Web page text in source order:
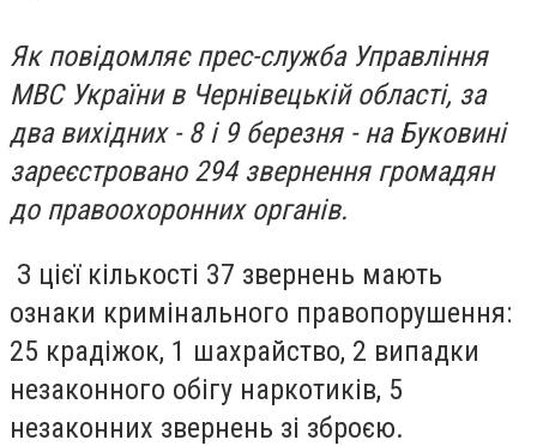
Як повідомляє прес-служба Управління
МВС України в Чернівецькій області, за
два вихідних - 8 і 9 березня - на Буковині
зареєстровано 294 звернення громадян
до правоохоронних органів.
З цієї кількості 37 звернень мають
ознаки кримінального правопорушення:
25 крадіжок, 1 шахрайство, 2 випадки
незаконного обігу наркотиків, 5
незаконних звернень зі зброєю.